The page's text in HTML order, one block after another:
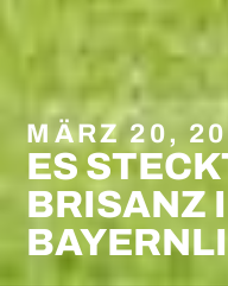
MÄRZ 20,
ES
BRISANZ